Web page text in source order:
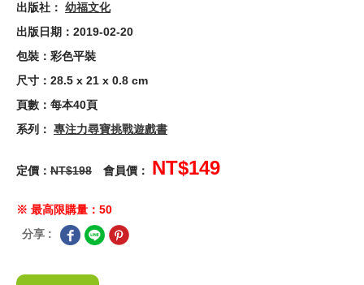
出版社： 幼福文化
出版日期：2019-02-20
包裝：彩色平裝
尺寸：28.5 x 21 x 0.8 cm
頁數：每本40頁
系列： 專注力尋寶挑戰遊戲書
定價： NT$198 會員價： NT$149
※ 最高限購量：50
分享 :